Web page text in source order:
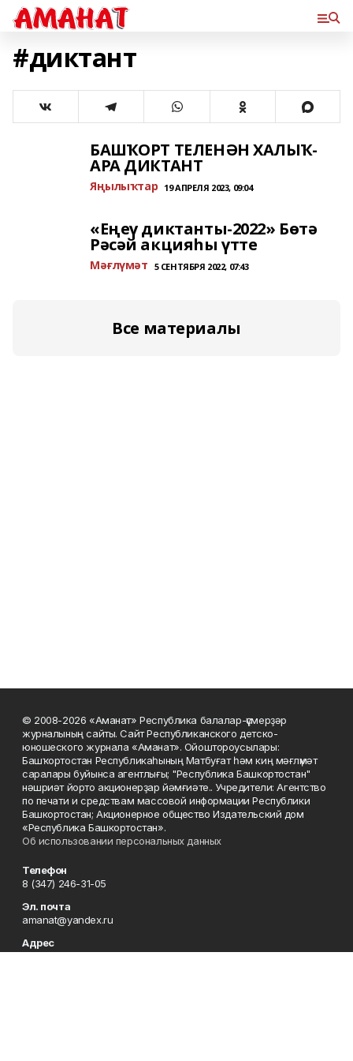
#диктант
БАШҠОРТ ТЕЛЕНӘН ХАЛЫҠ-
АРА ДИКТАНТ
Яңылыҡтар 19 АПРЕЛЯ 2023, 09:04
«Еңеү диктанты-2022» Бөтә
Рәсәй акцияһы үтте
Мәғлүмәт 5 СЕНТЯБРЯ 2022, 07:43
Все материалы
© 2008-2026 «Аманат» Республика балалар-үҫмерҙәр
журналының сайты. Сайт Республиканского детско-
юношеского журнала «Аманат». Ойоштороусылары:
Башҡортостан Республикаһының Матбуғат һәм киң мәғлүмәт
саралары буйынса агентлығы; "Республика Башкортостан"
нәшриәт йорто акционерҙар йәмғиәте.. Учредители: Агентство
по печати и средствам массовой информации Республики
Башкортостан; Акционерное общество Издательский дом
«Республика Башкортостан».
Об использовании персональных данных
Телефон
8 (347) 246-31-05
Эл. почта
amanat@yandex.ru
Адрес
450079, Республика Башкортостан, г. Уфа, ул. 50-летия